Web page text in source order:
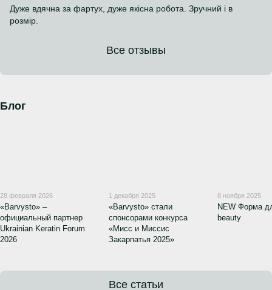
Дуже вдячна за фартух, дуже якісна робота. Зручний і в
розмір.
Все отзывы
Блог
28 февраля 2026
«Barvysto» –
официальный партнер
Ukrainian Keratin Forum
2026
1 декабря 2025
«Barvysto» стали
спонсорами конкурса
«Мисс и Миссис
Закарпатья 2025»
8 ноября 2025
NEW Форма
beauty
Все статьи